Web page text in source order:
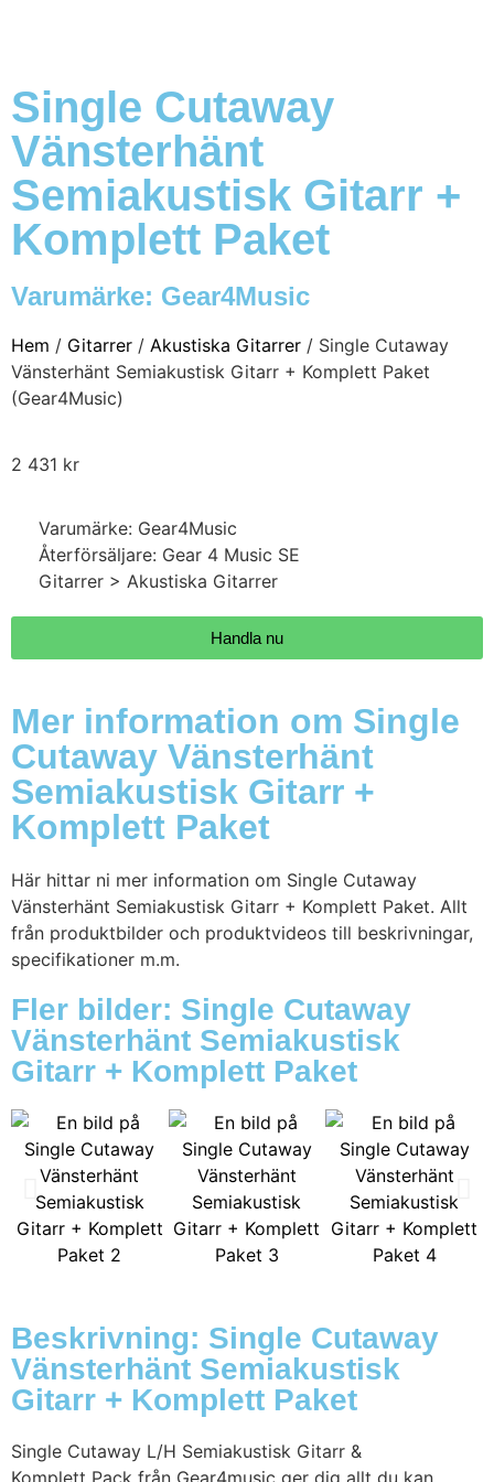
Single Cutaway
Vänsterhänt
Semiakustisk Gitarr +
Komplett Paket
Varumärke: Gear4Music
Hem / Gitarrer / Akustiska Gitarrer / Single Cutaway
Vänsterhänt Semiakustisk Gitarr + Komplett Paket
(Gear4Music)
2 431 kr
Varumärke: Gear4Music
Återförsäljare: Gear 4 Music SE
Gitarrer > Akustiska Gitarrer
Handla nu
Mer information om Single
Cutaway Vänsterhänt
Semiakustisk Gitarr +
Komplett Paket
Här hittar ni mer information om Single Cutaway
Vänsterhänt Semiakustisk Gitarr + Komplett Paket. Allt
från produktbilder och produktvideos till beskrivningar,
specifikationer m.m.
Fler bilder: Single Cutaway
Vänsterhänt Semiakustisk
Gitarr + Komplett Paket
Beskrivning: Single Cutaway
Vänsterhänt Semiakustisk
Gitarr + Komplett Paket
Single Cutaway L/H Semiakustisk Gitarr &